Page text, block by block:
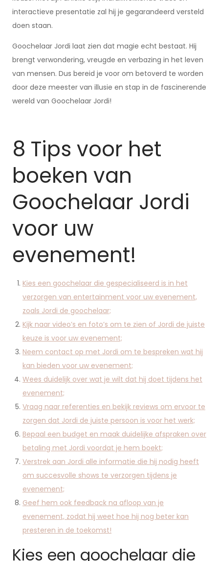
interactieve presentatie zal hij je gegarandeerd versteld
doen staan.
Goochelaar Jordi laat zien dat magie echt bestaat. Hij
brengt verwondering, vreugde en verbazing in het leven
van mensen. Dus bereid je voor om betoverd te worden
door deze meester van illusie en stap in de fascinerende
wereld van Goochelaar Jordi!
8 Tips voor het
boeken van
Goochelaar Jordi
voor uw
evenement!
Kies een goochelaar die gespecialiseerd is in het
verzorgen van entertainment voor uw evenement,
zoals Jordi de goochelaar;
Kijk naar video’s en foto’s om te zien of Jordi de juiste
keuze is voor uw evenement;
Neem contact op met Jordi om te bespreken wat hij
kan bieden voor uw evenement;
Wees duidelijk over wat je wilt dat hij doet tijdens het
evenement;
Vraag naar referenties en bekijk reviews om ervoor te
zorgen dat Jordi de juiste persoon is voor het werk;
Bepaal een budget en maak duidelijke afspraken over
betaling met Jordi voordat je hem boekt;
Verstrek aan Jordi alle informatie die hij nodig heeft
om succesvolle shows te verzorgen tijdens je
evenement;
Geef hem ook feedback na afloop van je
evenement, zodat hij weet hoe hij nog beter kan
presteren in de toekomst!
Kies een goochelaar die